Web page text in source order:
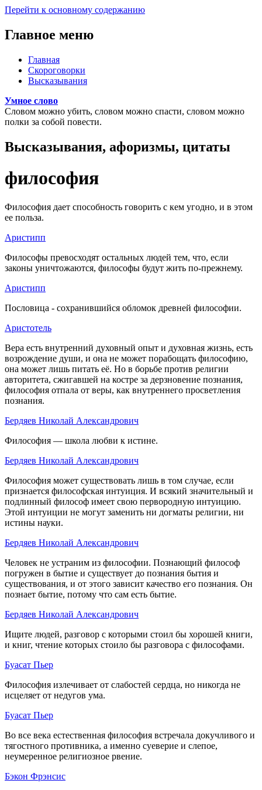
Перейти к основному содержанию
Главное меню
Главная
Скороговорки
Высказывания
Умное слово
Словом можно убить, словом можно спасти, словом можно
полки за собой повести.
Высказывания, афоризмы, цитаты
философия
Философия дает способность говорить с кем угодно, и в этом
ее польза.
Аристипп
Философы превосходят остальных людей тем, что, если
законы уничтожаются, философы будут жить по-прежнему.
Аристипп
Пословица - сохранившийся обломок древней философии.
Аристотель
Вера есть внутренний духовный опыт и духовная жизнь, есть
возрождение души, и она не может порабощать философию,
она может лишь питать её. Но в борьбе против религии
авторитета, сжигавшей на костре за дерзновение познания,
философия отпала от веры, как внутреннего просветления
познания.
Бердяев Николай Александрович
Философия — школа любви к истине.
Бердяев Николай Александрович
Философия может существовать лишь в том случае, если
признается философская интуиция. И всякий значительный и
подлинный философ имеет свою первородную интуицию.
Этой интуиции не могут заменить ни догматы религии, ни
истины науки.
Бердяев Николай Александрович
Человек не устраним из философии. Познающий философ
погружен в бытие и существует до познания бытия и
существования, и от этого зависит качество его познания. Он
познает бытие, потому что сам есть бытие.
Бердяев Николай Александрович
Ищите людей, разговор с которыми стоил бы хорошей книги,
и книг, чтение которых стоило бы разговора с философами.
Буасат Пьер
Философия излечивает от слабостей сердца, но никогда не
исцеляет от недугов ума.
Буасат Пьер
Во все века естественная философия встречала докучливого и
тягостного противника, а именно суеверие и слепое,
неумеренное религиозное рвение.
Бэкон Фрэнсис